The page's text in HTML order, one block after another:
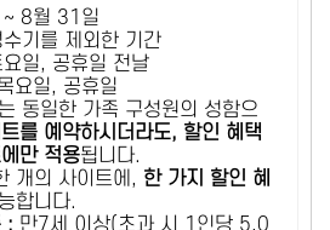
8월 31일
기를 제외한 기간
일, 공휴일 전날
요일, 공휴일
동일한 가족 구성원의 성함으
를 예약하시더라도, 할인 혜택
만 적용됩니다.
개의 사이트에, 한 가지 할인 혜
합니다.
: 만7세 이상(초과 시 1인당 5,0